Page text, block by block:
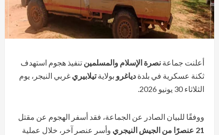
أعلنت جماعة نصرة الإسلام والمسلمين تنفيذ هجوم استهدف
ثكنة عسكرية في بلدة دياغرو بولايةتيلابيري غربي النيجر، يوم
الثلاثاء 30 يونيو 2026.
ووفقًا للبيان الصادر عن الجماعة، فقد أسفر الهجوم عن مقتل
21 عنصرًا من الجيش النيجري
وأسر عنصر آخر، خلال عملية